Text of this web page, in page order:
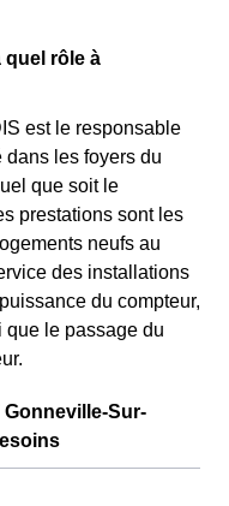
quel rôle à
est le responsable
les foyers du
que soit le
prestations sont les
neufs au
des installations
du compteur,
que le passage du
Sur-